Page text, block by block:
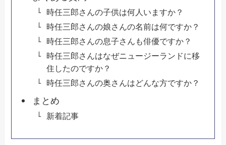
時任三郎さんの子供は何人いますか？
時任三郎さんの娘さんの名前は何ですか？
時任三郎さんの息子さんも俳優ですか？
時任三郎さんはなぜニュージーランドに移
住したのですか？
時任三郎さんの奥さんはどんな方ですか？
まとめ
新着記事